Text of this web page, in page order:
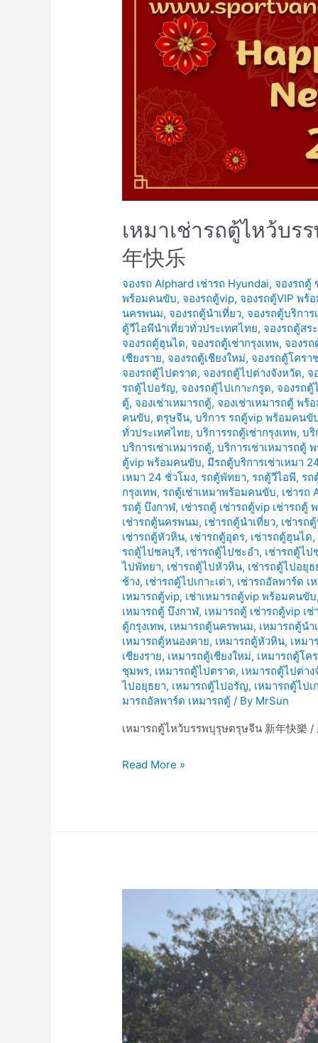
เหมาเช่ารถตู้ไหว้บร
年快乐
จองรถ Alphard เช่ารถ Hyundai, จองรถตู้
พร้อมคนขับ, จองรถตู้vip, จองรถตู้VIP พร้
นครพนม, จองรถตู้นำเที่ยว, จองรถตู้บริการ
ตู้วีไอพีนำเที่ยวทั่วประเทศไทย, จองรถตู้สร
จองรถตู้ฮุนได, จองรถตู้เช่ากรุงเทพ, จองร
เชียงราย, จองรถตู้เชียงใหม่, จองรถตู้โครา
จองรถตู้ไปตราด, จองรถตู้ไปต่างจังหวัด, จ
รถตู้ไปอรัญ, จองรถตู้ไปเกาะกรูด, จองรถตู้
ตู้, จองเช่าเหมารถตู้, จองเช่าเหมารถตู้ พร้
คนขับ, ตรุษจีน,บริการ รถตู้vip พร้อมคนขั
ทั่วประเทศไทย,บริการรถตู้เช่ากรุงเทพ,บริ
บริการเช่าเหมารถตู้,บริการเช่าเหมารถตู้
ตู้vip พร้อมคนขับ, มีรถตู้บริการเช่าเหมา
เหมา 24 ชั่วโมง, รถตู้พัทยา, รถตู้วีไอพี, รถ
กรุงเทพ, รถตู้เช่าเหมาพร้อมคนขับ, เช่ารถ
รถตู้ บึงกาฬ, เช่ารถตู้ เช่ารถตู้vip เช่ารถตู้
เช่ารถตู้นครพนม, เช่ารถตู้นำเที่ยว, เช่ารถ
เช่ารถตู้หัวหิน, เช่ารถตู้อุดร, เช่ารถตู้ฮุนได,
รถตู้ไปชลบุรี, เช่ารถตู้ไปชะอำ, เช่ารถตู้ไป
ไปพัทยา, เช่ารถตู้ไปหัวหิน, เช่ารถตู้ไปอยุธ
ช้าง, เช่ารถตู้ไปเกาะเต่า, เช่ารถอัลพาร์ด เ
เหมารถตู้vip, เช่าเหมารถตู้vip พร้อมคนขับ
เหมารถตู้ บึงกาฬ, เหมารถตู้ เช่ารถตู้vip เ
ตู้กรุงเทพ, เหมารถตู้นครพนม, เหมารถตู้นำ
เหมารถตู้หนองคาย, เหมารถตู้หัวหิน, เหม
เชียงราย, เหมารถตู้เชียงใหม่, เหมารถตู้โค
ชุมพร, เหมารถตู้ไปตราด, เหมารถตู้ไปต่าง
ไปอยุธยา, เหมารถตู้ไปอรัญ, เหมารถตู้ไปเ
มารถอัลพาร์ด เหมารถตู้ / By MrSun
เหมารถตู้ไหว้บรรพบุรุษตรุษจีน 新年快樂 /
เหมา
快
樂
/
新
年
Read More »